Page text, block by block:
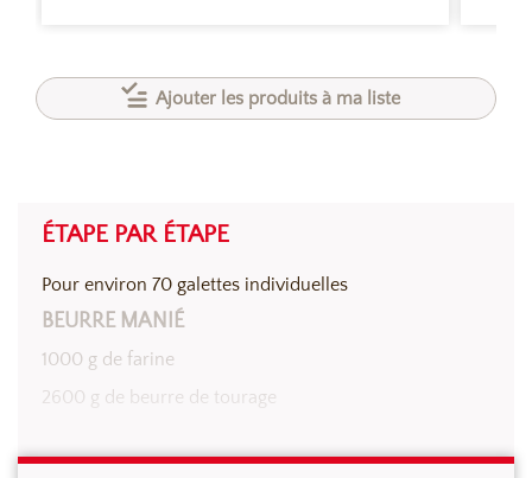
Ajouter les produits à ma liste
ÉTAPE PAR ÉTAPE
Pour environ 70 galettes individuelles
BEURRE MANIÉ
1000 g de farine
2600 g de beurre de tourage